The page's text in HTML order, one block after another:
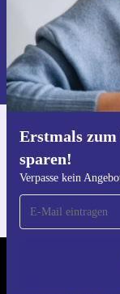
Erstmals zum
sparen!
Verpasse kein
Informationen
du in unserer